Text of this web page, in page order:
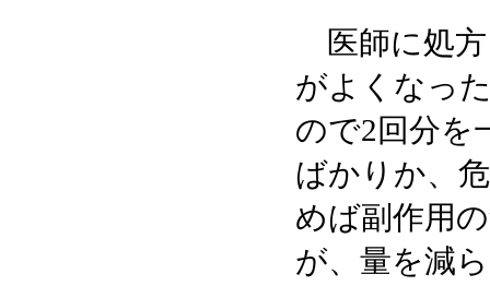
医師に処方
がよくなっ
ので2回分を
ばかりか、
めば副作用
が、量を減